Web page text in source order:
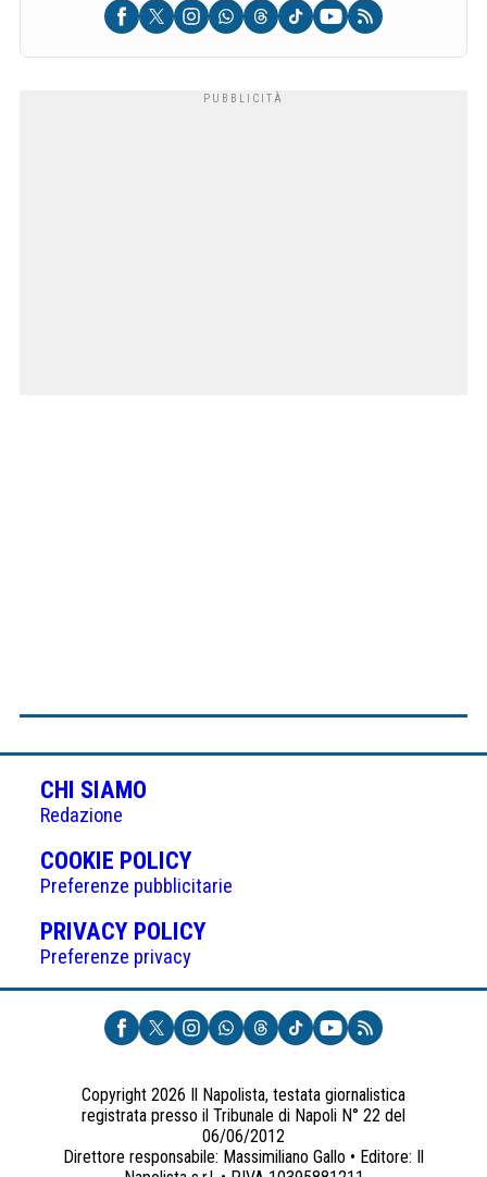
CHI SIAMO
Redazione
COOKIE POLICY(APRE
IN
UNA
NUOVA
Preferenze pubblicitarie
PRIVACY POLICY(APRE
UNA
NUOVA
SCHEDA)
Preferenze privacy
Copyright 2026 Il Napolista, testata giornalistica
registrata presso il Tribunale di Napoli N° 22 del
06/06/2012
Direttore responsabile: Massimiliano Gallo • Editore: Il